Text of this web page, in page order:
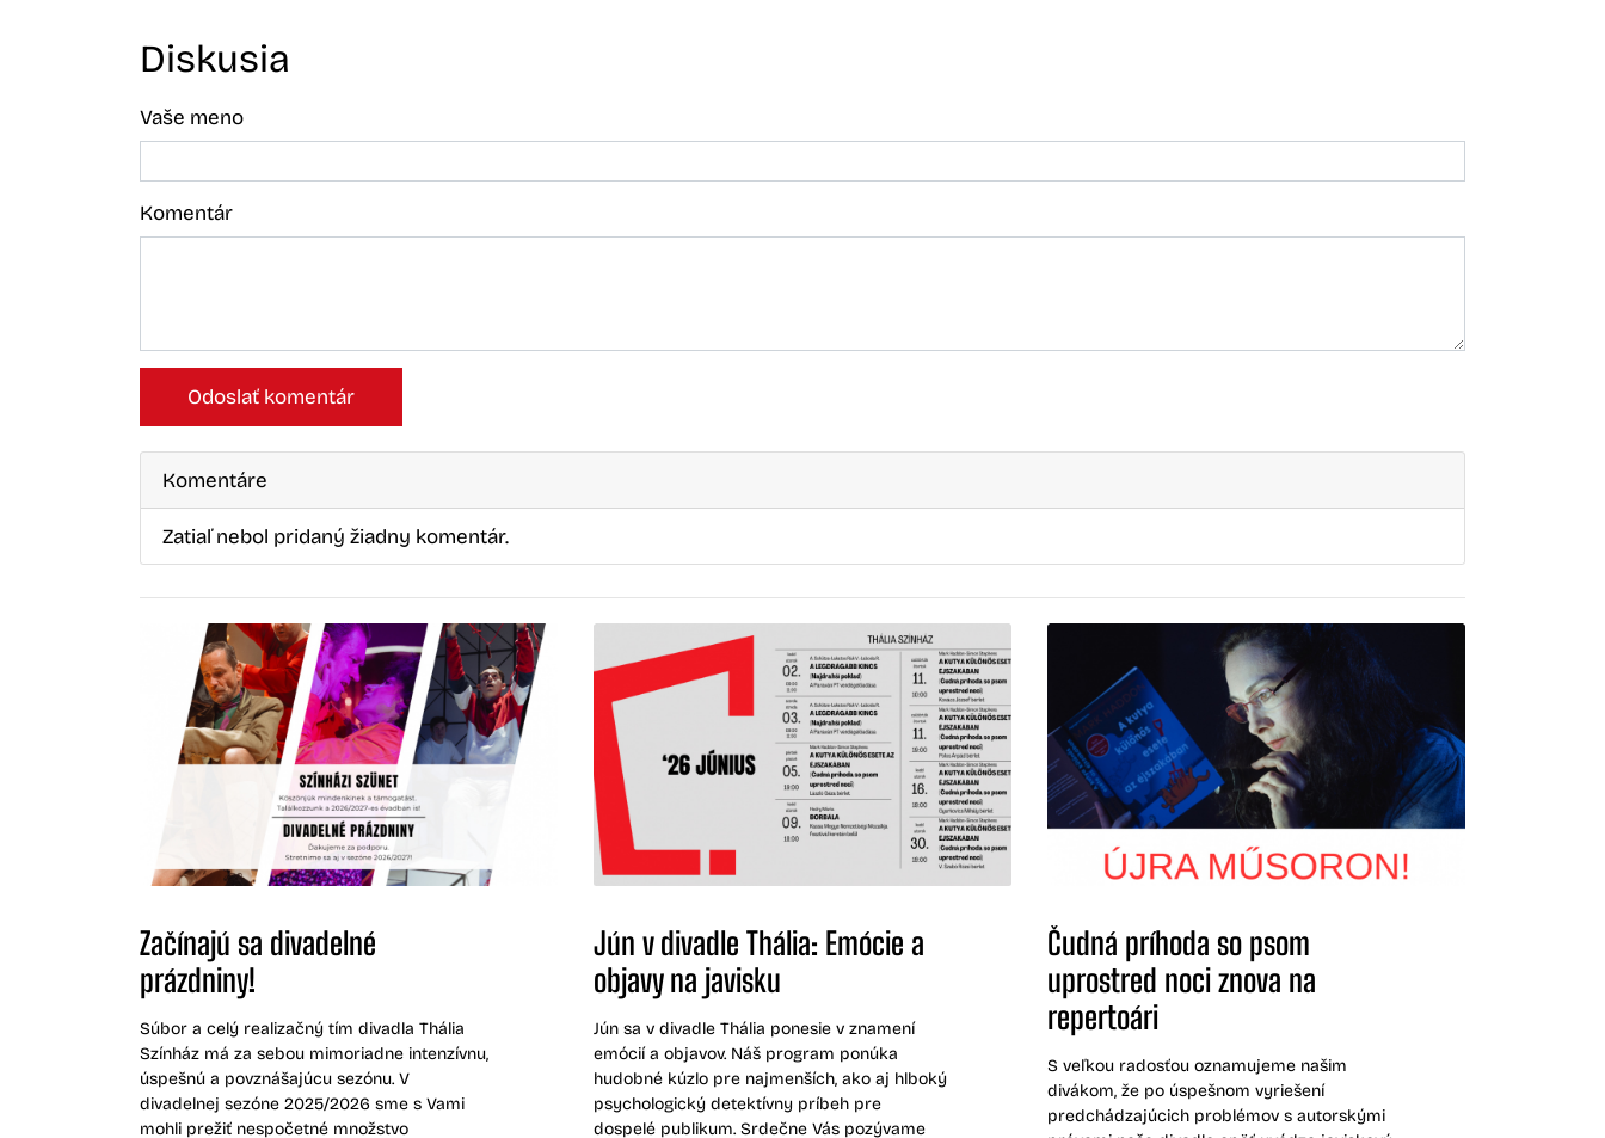
Začínajú sa divadelné
prázdniny!
Súbor a celý realizačný tím divadla Thália
Színház má za sebou mimoriadne intenzívnu,
úspešnú a povznášajúcu sezónu. V
divadelnej sezóne 2025/2026 sme s Vami
mohli prežiť nespočetné množstvo
Jún v divadle Thália: Emócie a
objavy na javisku
Jún sa v divadle Thália ponesie v znamení
emócií a objavov. Náš program ponúka
hudobné kúzlo pre najmenších, ako aj hlboký
psychologický detektívny príbeh pre
dospelé publikum. Srdečne Vás pozývame
Čudná príhoda so psom
uprostred noci znova na
repertoári
S veľkou radosťou oznamujeme našim
divákom, že po úspešnom vyriešení
predchádzajúcich problémov s autorskými